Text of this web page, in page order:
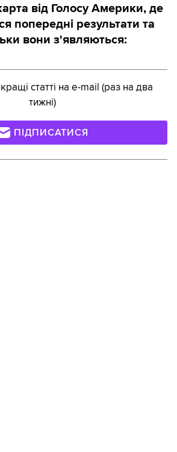
від Голосу Америки, де
попередні результати та
вони з'являються:
статті на e-mail (раз на два
тижні)
ПІДПИСАТИСЯ